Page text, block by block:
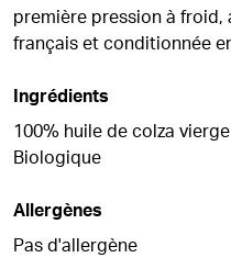
première pression à froid,
français et conditionnée
Ingrédients
100% huile de colza
Biologique
Allergènes
Pas d'allergène